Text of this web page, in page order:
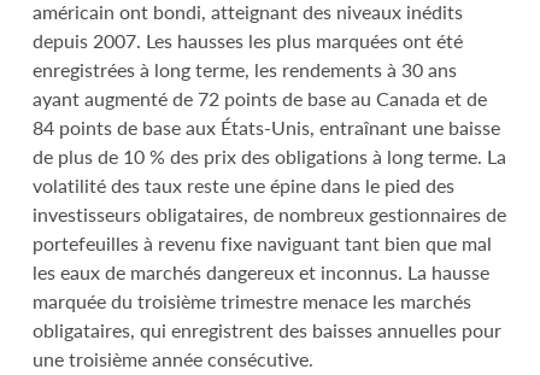
américain ont bondi, atteignant des niveaux inédits
depuis 2007. Les hausses les plus marquées ont été
enregistrées à long terme, les rendements à 30 ans
ayant augmenté de 72 points de base au Canada et de
84 points de base aux États-Unis, entraînant une baisse
de plus de 10 % des prix des obligations à long terme. La
volatilité des taux reste une épine dans le pied des
investisseurs obligataires, de nombreux gestionnaires de
portefeuilles à revenu fixe naviguant tant bien que mal
les eaux de marchés dangereux et inconnus. La hausse
marquée du troisième trimestre menace les marchés
obligataires, qui enregistrent des baisses annuelles pour
une troisième année consécutive.